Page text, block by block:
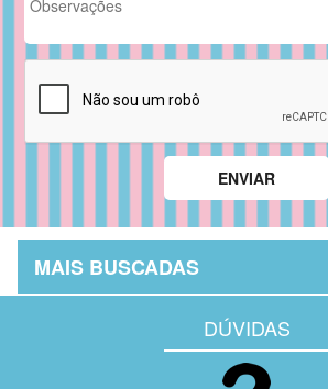
MAIS BUSCADAS
DÚVIDAS